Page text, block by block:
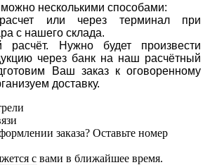
можно несколькими способами:
или через терминал при
с нашего склада.
расчёт. Нужно будет произвести
через банк на наш расчётный
Ваш заказ к оговоренному
доставку.
заказа? Оставьте номер
с вами в ближайшее время.